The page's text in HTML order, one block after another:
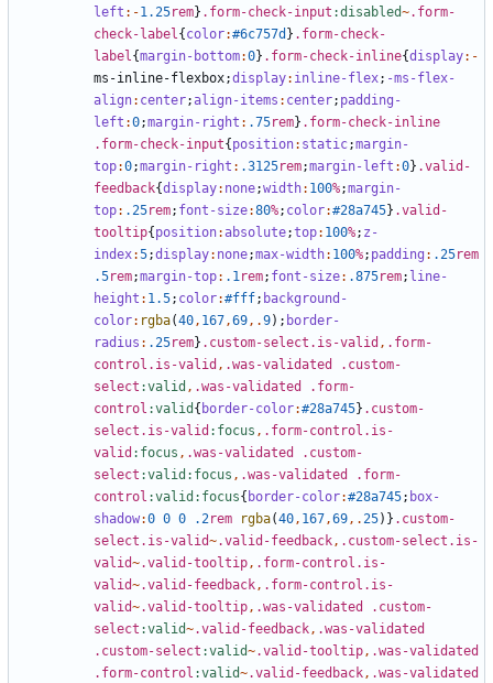
left :-1.25rem} .form-check-input :disabled~.form-
check-label{ color:#6c757d } .form-check-
label{margin-bottom:0} .form-check-inline{display:-
ms-inline-flexbox;display: inline-flex; -ms-flex-
align: center;align-items : center; padding-
left :0;margin-right : .75rem} .form-check-inline
.form-check-input{ position: static;margin-
top:0;margin-right : .3125rem;margin-left :0} .valid-
feedback{display: none;width: 100%;margin-
top: .25rem; font-size:80%; color:#28a745} .valid-
tooltip{ position:absolute;top: 100%; z-
index:5;display: none;max-width: 100%; padding : .25rem
.5rem;margin-top: .1rem; font-size: .875rem; line-
height : 1.5; color:#fff; background-
color: rgba(40, 167,69,.9); border-
radius : .25rem} .custom-select.is-valid , .form-
control.is-valid , .was-validated
.custom-
select :valid , .was-validated
.form-
control :valid { border-color:#28a745} .custom-
select.is-valid :focus , .form-control.is-
valid :focus , .was-validated
.custom-
select :valid:focus , .was-validated
.form-
control :valid:focus{ border-color:#28a745; box-
shadow:0 0 0 .2rem rgba(40, 167,69,.25)} .custom-
select.is-valid~.valid-feedback, .custom-select.is-
valid~.valid-tooltip, .form-control.is-
valid~.valid-feedback, .form-control.is-
valid~.valid-tooltip, .was-validated
.custom-
select :valid~.valid-feedback, .was-validated
.custom-select :valid~.valid-tooltip, .was-validated
.form-control :valid~.valid-feedback, .was-validated